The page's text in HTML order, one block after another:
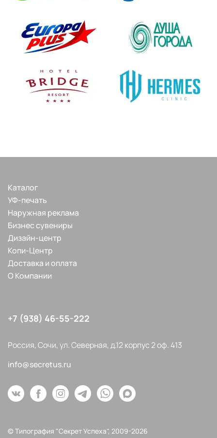
Каталог
УФ-печать
Наружная реклама
Бизнес сувениры
Дизайн-центр
Копи-Центр
Доставка и оплата
О Компании
+7 (938) 46-55-222
Россия, Сочи, ул. Северная, д.12 корпус 2 оф. 413
info@secretus.ru
© Типография "Секрет Успеха", 2009-2026